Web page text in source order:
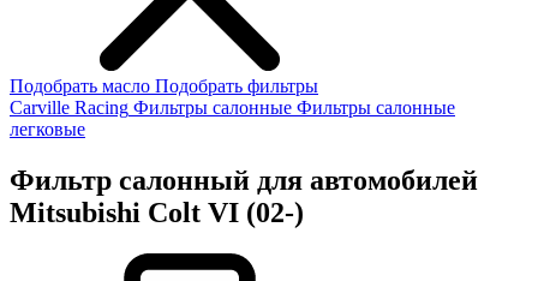
Подобрать масло Подобрать фильтры
Carville Racing Фильтры салонные Фильтры салонные
легковые
Фильтр салонный для автомобилей
Mitsubishi Colt VI (02-)